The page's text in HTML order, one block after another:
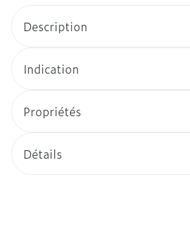
Description
Indication
Propriétés
Détails